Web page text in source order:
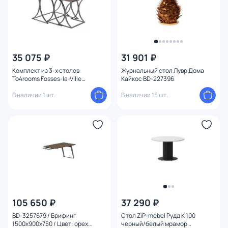
35 075 ₽
Комплект из 3-х столов
To4rooms Fosses-la-Ville
В наличии 1 шт.
31 901 ₽
Журнальный стол Лувр Дома
Кайкос BD-227396
В наличии 15 шт.
105 650 ₽
BD-3257679 / Брифинг
1500х900х750 / Цвет: орех
37 290 ₽
Стол ZiP-mebel Рудд К 100
черный/белый мрамор